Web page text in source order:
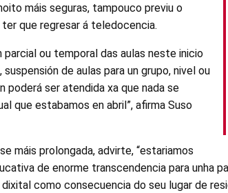
máis seguras, tampouco previu o
que regresar á teledocencia.
parcial ou temporal das aulas neste inicio
de aulas para un grupo, nivel ou
poderá ser atendida xa que nada se
que estabamos en abril”, afirma Suso
máis prolongada, advirte, “estariamos
de enorme transcendencia para unha
como consecuencia do seu lugar de